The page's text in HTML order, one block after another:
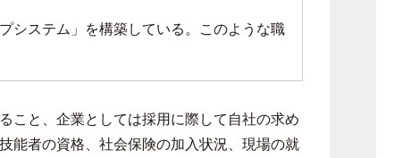
システム」を構築している。このような職
こと、企業としては採用に際して自社の求め
能者の資格、社会保険の加入状況、現場の就